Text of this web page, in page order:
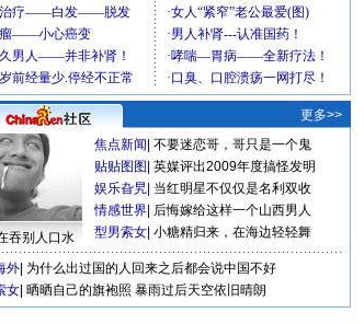
更多>>
吞别人口水
焦点新闻 不要迷恋哥，哥只是一个鬼
贴贴图图 英媒评出2009年度搞怪发明
娱乐旮旯 当红明星不仅仅是名利双收
情感世界 后悔嫁给这样一个山西男人
型男索女 小糖精归来，在海边轻轻舞
外 为什么出过国的人回来之后都会说中国不好
女 晒晒自己的旗袍照 暴雨过后天空依旧晴朗